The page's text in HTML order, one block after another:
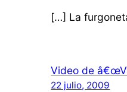
[…] La
Video de
22 julio, 2009